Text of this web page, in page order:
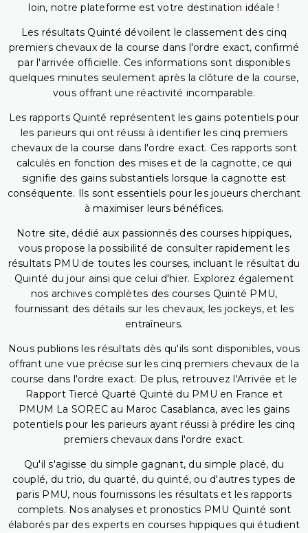
loin, notre plateforme est votre destination idéale !
Les résultats Quinté dévoilent le classement des cinq
premiers chevaux de la course dans l'ordre exact, confirmé
par l'arrivée officielle. Ces informations sont disponibles
quelques minutes seulement après la clôture de la course,
vous offrant une réactivité incomparable.
Les rapports Quinté représentent les gains potentiels pour
les parieurs qui ont réussi à identifier les cinq premiers
chevaux de la course dans l'ordre exact. Ces rapports sont
calculés en fonction des mises et de la cagnotte, ce qui
signifie des gains substantiels lorsque la cagnotte est
conséquente. Ils sont essentiels pour les joueurs cherchant
à maximiser leurs bénéfices.
Notre site, dédié aux passionnés des courses hippiques,
vous propose la possibilité de consulter rapidement les
résultats PMU de toutes les courses, incluant le résultat du
Quinté du jour ainsi que celui d'hier. Explorez également
nos archives complètes des courses Quinté PMU,
fournissant des détails sur les chevaux, les jockeys, et les
entraîneurs.
Nous publions les résultats dès qu'ils sont disponibles, vous
offrant une vue précise sur les cinq premiers chevaux de la
course dans l'ordre exact. De plus, retrouvez l'Arrivée et le
Rapport Tiercé Quarté Quinté du PMU en France et
PMUM La SOREC au Maroc Casablanca, avec les gains
potentiels pour les parieurs ayant réussi à prédire les cinq
premiers chevaux dans l'ordre exact.
Qu'il s'agisse du simple gagnant, du simple placé, du
couplé, du trio, du quarté, du quinté, ou d'autres types de
paris PMU, nous fournissons les résultats et les rapports
complets. Nos analyses et pronostics PMU Quinté sont
élaborés par des experts en courses hippiques qui étudient